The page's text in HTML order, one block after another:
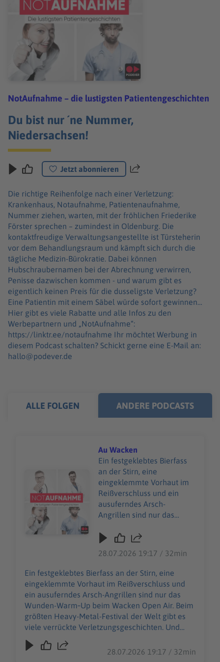
NotAufnahme – die lustigsten Patientengeschichten
Du bist nur ´ne Nummer,
Niedersachsen!
Jetzt abonnieren Teilen
Die richtige Reihenfolge nach einer Verletzung:
Krankenhaus, Notaufnahme, Patientenaufnahme,
Nummer ziehen, warten, mit der fröhlichen Friederike
Förster sprechen – zumindest in Oldenburg. Die
kontaktfreudige Verwaltungsangestellte ist Türsteherin
vor dem Behandlungsraum und kämpft sich durch die
tägliche Medizin-Bürokratie. Dabei können
Hubschraubernamen bei der Abrechnung verwirren,
Penisse dazwischen kommen - und warum gibt es
eigentlich keinen Preis für die dusseligste Verletzung?
Eine Patientin mit einem Säbel würde sofort gewinnen…
Hier gibt es viele Rabatte und alle Infos zu den
Werbepartnern und „NotAufnahme“:
https://linktr.ee/notaufnahme Ihr möchtet Werbung in
diesem Podcast schalten? Schickt gerne eine E-Mail an:
hallo@podever.de
ALLE FOLGEN ANDERE PODCASTS
Audiotitel - Au Wacken
Au Wacken
Ein festgeklebtes Bierfass
an der Stirn, eine
eingeklemmte Vorhaut im
Reißverschluss und ein
ausuferndes Arsch-
Angrillen sind nur das
Wacken Open Air. Beim
Festival der Welt gibt es
viele verrückte
Verletzungsgeschichten.
Und Wiebke Düsberg
macht sich nicht vom
(berühmtesten) Acker,
sondern nimmt die
heilende Herausforderung
500 weiteren
28.07.2026 19:17 / 32min
Ein festgeklebtes Bierfass an der Stirn, eine
eingeklemmte Vorhaut im Reißverschluss und
ein ausuferndes Arsch-Angrillen sind nur das
Wunden-Warm‑Up beim Wacken Open Air. Beim
größten Heavy-Metal-Festival der Welt gibt es
viele verrückte Verletzungsgeschichten. Und
Wiebke Düsberg macht sich nicht vom
(berühmtesten) Acker, sondern nimmt die
28.07.2026 19:17 / 32min